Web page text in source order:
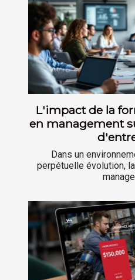
L'impact de la
en management
Dans un
perpétuelle évolution,